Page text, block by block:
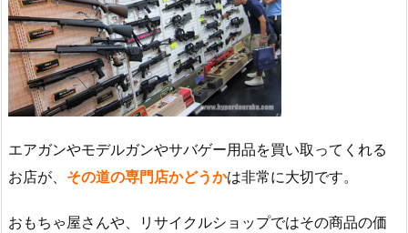
エアガンやモデルガンやサバゲー用品を買い取ってくれる
お店が、 その道の専門店かどうかは非常に大切です。
おもちゃ屋さんや、リサイクルショップではその商品の価